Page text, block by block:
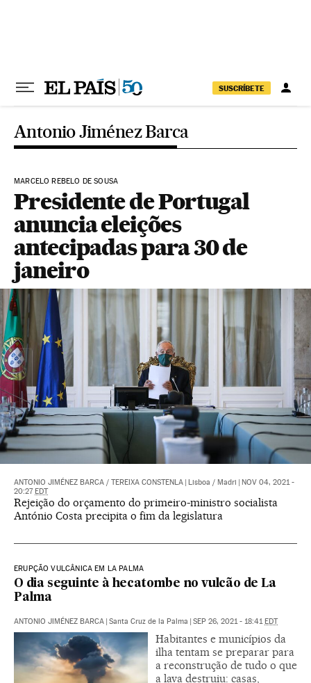
SUSCRÍBETE
Antonio Jiménez Barca
MARCELO REBELO DE SOUSA
Presidente de Portugal
anuncia eleições
antecipadas para 30 de
janeiro
ANTONIO JIMÉNEZ BARCA / TEREIXA CONSTENLA Lisboa / Madri
NOV 04, 2021 -
20:27 EDT
Rejeição do orçamento do primeiro-ministro socialista
António Costa precipita o fim da legislatura
ERUPÇÃO VULCÂNICA EM LA PALMA
O dia seguinte à hecatombe no vulcão de La
Palma
ANTONIO JIMÉNEZ BARCA Santa Cruz de la Palma SEP 26, 2021 - 18:41 EDT
Habitantes e municípios da
ilha tentam se preparar para
a reconstrução de tudo o que
a lava destruiu: casas,